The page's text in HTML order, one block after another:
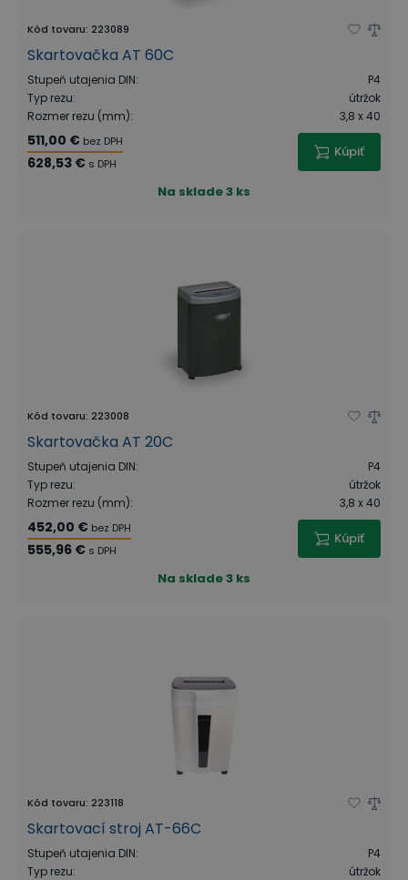
Kód tovaru: 223089
Skartovačka AT 60C
Stupeň utajenia DIN:
P4
Typ rezu:
útržok
Rozmer rezu (mm): 3,8 x 40
511,00 € bez DPH
628,53 € s DPH
Kúpiť
Na sklade3 ks
Kód tovaru: 223008
Skartovačka AT 20C
Stupeň utajenia DIN:
P4
Typ rezu:
útržok
Rozmer rezu (mm): 3,8 x 40
452,00 € bez DPH
555,96 € s DPH
Kúpiť
Na sklade3 ks
Kód tovaru: 223118
Skartovací stroj AT-66C
Stupeň utajenia DIN:
P4
Typ rezu:
útržok